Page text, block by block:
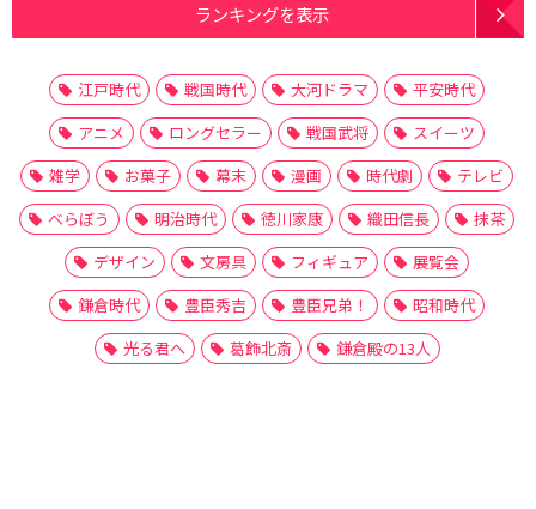
ランキングを表示
江戸時代 戦国時代 大河ドラマ
平安時代
アニメ
ロングセラー 戦国武将
スイーツ
雑学
お菓子 幕末 漫画 時代劇
テレビ
べらぼう
明治時代 徳川家康 織田信長
抹茶
デザイン
文房具 フィギュア
展覧会
鎌倉時代
豊臣秀吉 豊臣兄弟！
昭和時代
光る君へ
葛飾北斎 鎌倉殿の13人